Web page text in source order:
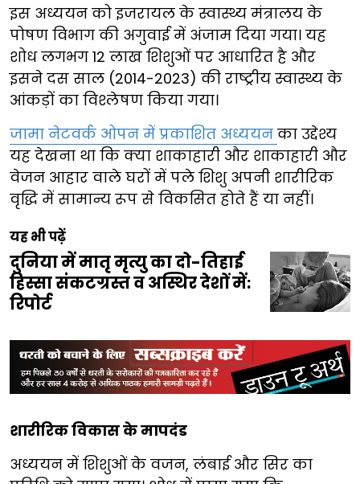
इस अध्ययन को इजरायल के स्वास्थ्य मंत्रालय के
पोषण विभाग की अगुवाई में अंजाम दिया गया। यह
शोध लगभग 12 लाख शिशुओं पर आधारित है और
इसने दस साल (2014-2023) की राष्ट्रीय स्वास्थ्य के
आंकड़ों का विश्लेषण किया गया।
जामा नेटवर्क ओपन में प्रकाशित अध्ययन का उद्देश्य
यह देखना था कि क्या शाकाहारी और शाकाहारी और
वेजन आहार वाले घरों में पले शिशु अपनी शारीरिक
वृद्धि में सामान्य रूप से विकसित होते हैं या नहीं।
यह भी पढ़ें
दुनिया में मातृ मृत्यु का दो-तिहाई
हिस्सा संकटग्रस्त व अस्थिर देशों में:
रिपोर्ट
शारीरिक विकास के मापदंड
अध्ययन में शिशुओं के वजन, लंबाई और सिर का